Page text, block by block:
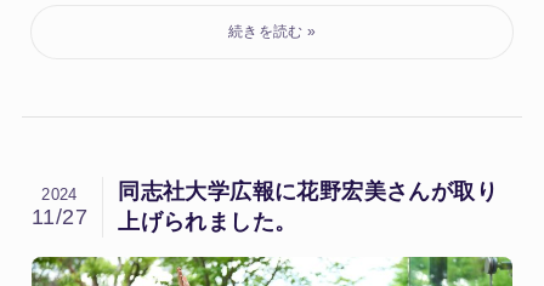
同志社大学広報に花野宏美さんが取り
上げられました。
2024
11/27